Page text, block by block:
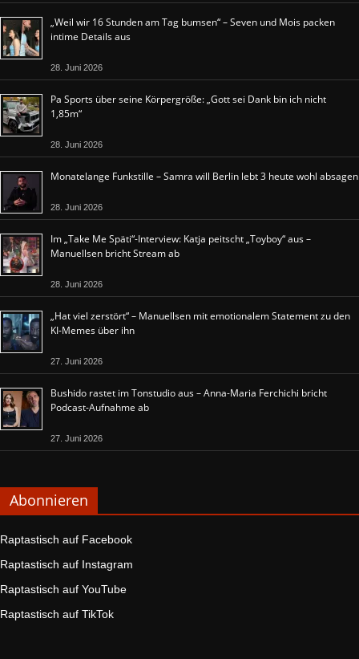
„Weil wir 16 Stunden am Tag bumsen“ – Seven und Mois packen
intime Details aus
28. Juni 2026
Pa Sports über seine Körpergröße: „Gott sei Dank bin ich nicht
1,85m“
28. Juni 2026
Monatelange Funkstille – Samra will Berlin lebt 3 heute wohl absagen
28. Juni 2026
Im „Take Me Späti“-Interview: Katja peitscht „Toyboy“ aus –
Manuellsen bricht Stream ab
28. Juni 2026
„Hat viel zerstört“ – Manuellsen mit emotionalem Statement zu den
KI-Memes über ihn
27. Juni 2026
Bushido rastet im Tonstudio aus – Anna-Maria Ferchichi bricht
Podcast-Aufnahme ab
27. Juni 2026
Abonnieren
Raptastisch auf Facebook
Raptastisch auf Instagram
Raptastisch auf YouTube
Raptastisch auf TikTok